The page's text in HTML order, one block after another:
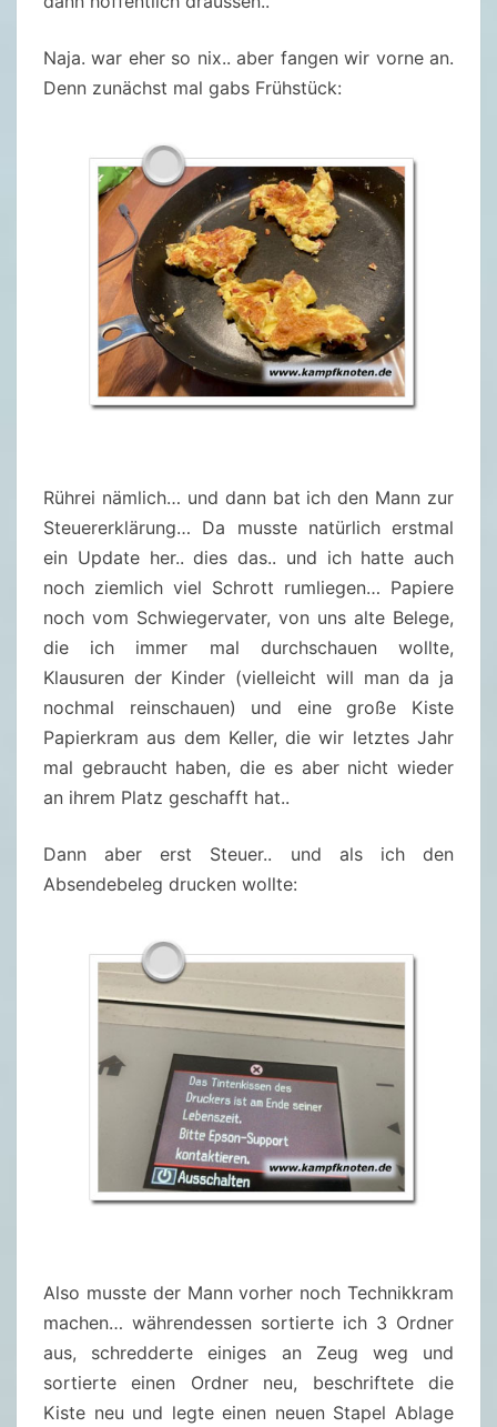
Naja. war eher so nix.. aber fangen wir vorne an.
Denn zunächst mal gabs Frühstück:
Rührei nämlich… und dann bat ich den Mann zur
Steuererklärung… Da musste natürlich erstmal
ein Update her.. dies das.. und ich hatte auch
noch ziemlich viel Schrott rumliegen… Papiere
noch vom Schwiegervater, von uns alte Belege,
die ich immer mal durchschauen wollte,
Klausuren der Kinder (vielleicht will man da ja
nochmal reinschauen) und eine große Kiste
Papierkram aus dem Keller, die wir letztes Jahr
mal gebraucht haben, die es aber nicht wieder
an ihrem Platz geschafft hat..
Dann aber erst Steuer.. und als ich den
Absendebeleg drucken wollte:
Also musste der Mann vorher noch Technikkram
machen… währendessen sortierte ich 3 Ordner
aus, schredderte einiges an Zeug weg und
sortierte einen Ordner neu, beschriftete die
Kiste neu und legte einen neuen Stapel Ablage